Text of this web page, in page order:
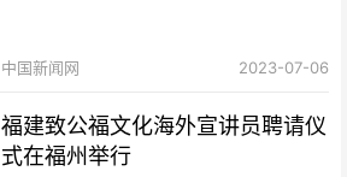
中国新闻网 2023-07-06
福建致公福文化海外宣讲员聘请仪
式在福州举行